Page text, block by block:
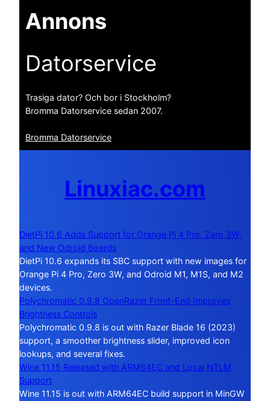
Annons
Datorservice
Trasiga dator? Och bor i Stockholm?
Bromma Datorservice sedan 2007.
Bromma Datorservice
Linuxiac.com
DietPi 10.6 Adds Support for Orange Pi 4 Pro, Zero 3W,
and New Odroid Boards
DietPi 10.6 expands its SBC support with new images for
Orange Pi 4 Pro, Zero 3W, and Odroid M1, M1S, and M2
devices.
Polychromatic 0.9.8 OpenRazer Front-End Improves
Brightness Controls
Polychromatic 0.9.8 is out with Razer Blade 16 (2023)
support, a smoother brightness slider, improved icon
lookups, and several fixes.
Wine 11.15 Released with ARM64EC and Local NTLM
Support
Wine 11.15 is out with ARM64EC build support in MinGW